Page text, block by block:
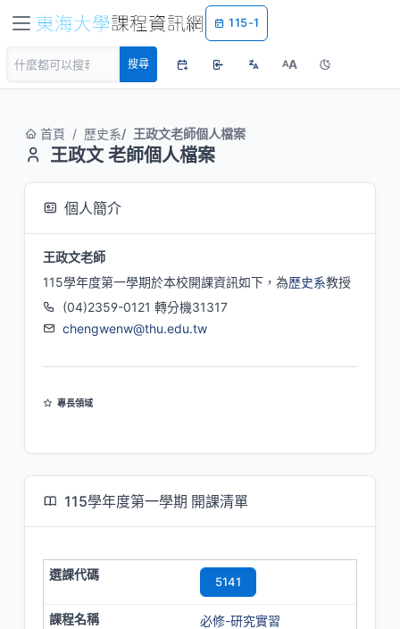
115-1
搜尋 AA
首頁 歷史系 王政文老師個人檔案
王政文 老師個人檔案
個人簡介
王政文老師
115學年度第一學期於本校開課資訊如下，為歷史系教授
(04)2359-0121 轉分機31317
chengwenw@thu.edu.tw
專長領域
115學年度第一學期 開課清單
5141
必修-研究實習